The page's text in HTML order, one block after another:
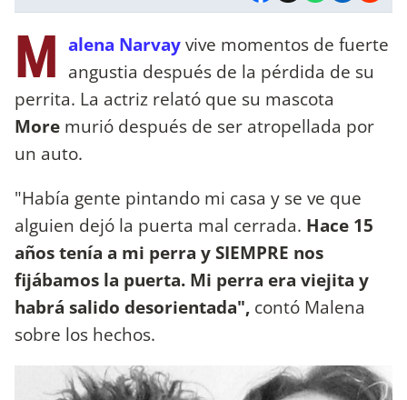
M alena Narvayvive momentos de fuerte
angustia después de la pérdida de su
perrita. La actriz relató que su mascota
More murió después de ser atropellada por
un auto.
"Había gente pintando mi casa y se ve que
alguien dejó la puerta mal cerrada. Hace 15
años tenía a mi perra y SIEMPRE nos
fijábamos la puerta. Mi perra era viejita y
habrá salido desorientada", contó Malena
sobre los hechos.